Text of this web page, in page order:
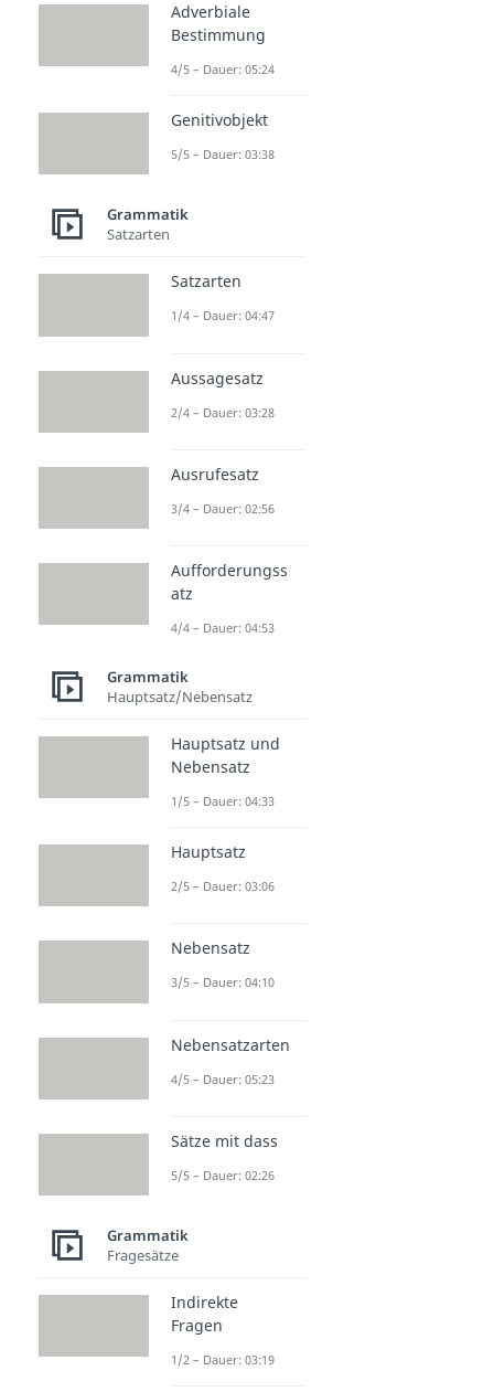
Adverbiale
Bestimmung
4/5 – Dauer: 05:24
Genitivobjekt
5/5 – Dauer: 03:38
Grammatik
Satzarten
Satzarten
1/4 – Dauer: 04:47
Aussagesatz
2/4 – Dauer: 03:28
Ausrufesatz
3/4 – Dauer: 02:56
Aufforderungss
atz
4/4 – Dauer: 04:53
Grammatik
Hauptsatz/Nebensatz
Hauptsatz und
Nebensatz
1/5 – Dauer: 04:33
Hauptsatz
2/5 – Dauer: 03:06
Nebensatz
3/5 – Dauer: 04:10
Nebensatzarten
4/5 – Dauer: 05:23
Sätze mit dass
5/5 – Dauer: 02:26
Grammatik
Fragesätze
Indirekte
Fragen
1/2 – Dauer: 03:19